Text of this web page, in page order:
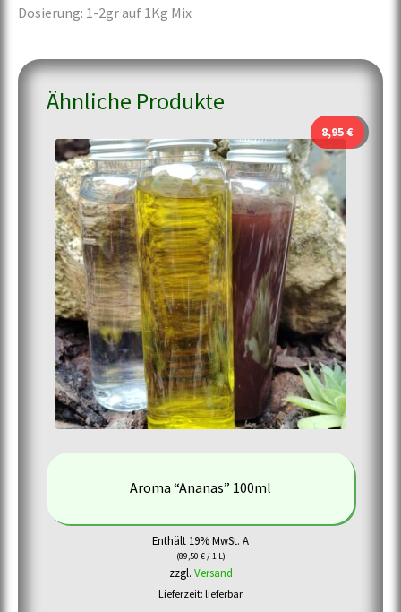
Dosierung: 1-2gr auf 1Kg Mix
Ähnliche Produkte
Aroma “Ananas” 100ml
8,95€
Enthält 19% MwSt. A
(89,50 €/ 1 L)
zzgl. Versand
Lieferzeit: lieferbar